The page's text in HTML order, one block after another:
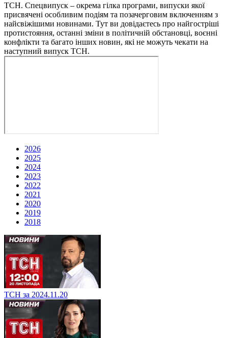
ТСН. Спецвипуск – окрема гілка програми, випуски якої
присвячені особливим подіям та позачерговим включенням з
найсвіжішими новинами. Тут ви довідаєтесь про найгостріші
протистояння, останні зміни в політичній обстановці, воєнні
конфлікти та багато інших новин, які не можуть чекати на
наступний випуск ТСН.
2026
2025
2024
2023
2022
2021
2020
2019
2018
ТСН за 2024.11.20